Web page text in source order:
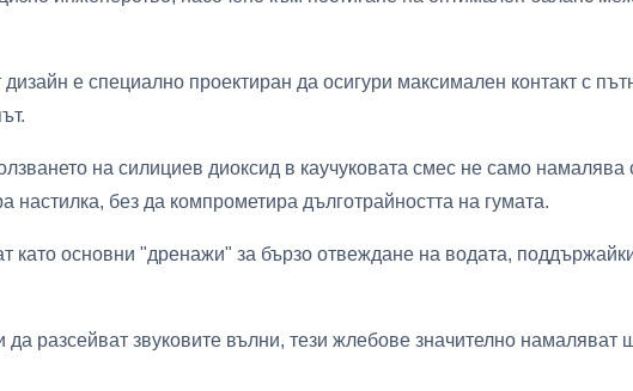
е специално проектиран да осигури максимален контакт с
на силициев диоксид в каучуковата смес не само намалява
без да компрометира дълготрайността на гумата.
като основни "дренажи" за бързо отвеждане на водата,
разсейват звуковите вълни, тези жлебове значително намаляват